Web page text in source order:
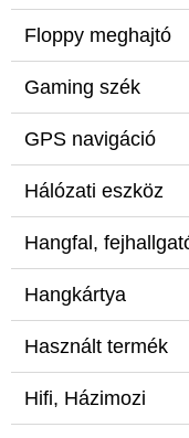
Floppy meghajtó
Gaming szék
GPS navigáció
Hálózati eszköz
Hangfal,
Hangkártya
Használt termék
Hifi, Házimozi